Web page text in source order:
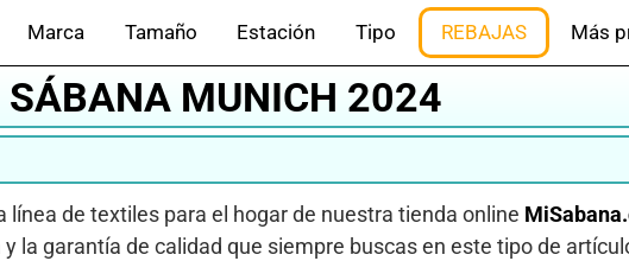
Marca Tamaño Estación Tipo REBAJAS Más
SÁBANA MUNICH 2024
línea de textiles para el hogar de nuestra tienda online
la garantía de calidad que siempre buscas en este tipo de